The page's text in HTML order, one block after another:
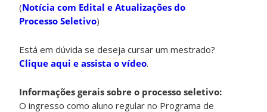
(Notícia com Edital e Atualizações do
Processo Seletivo)
Está em dúvida se deseja cursar um mestrado?
Clique aqui e assista o vídeo.
Informações gerais sobre o processo seletivo:
O ingresso como aluno regular no Programa de